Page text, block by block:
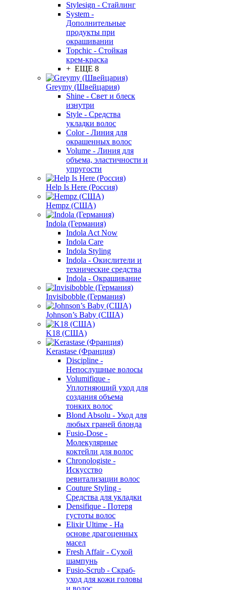
Stylesign - Стайлинг
System -
Дополнительные
продукты при
окрашивании
Topchic - Стойкая
крем-краска
+ ЕЩЕ 8
Greymy (Швейцария)
Shine - Свет и блеск
изнутри
Style - Средства
укладки волос
Color - Линия для
окрашенных волос
Volume - Линия для
объема, эластичности и
упругости
Help Is Here (Россия)
Hempz (США)
Indola (Германия)
Indola Act Now
Indola Care
Indola Styling
Indola - Окислители и
технические средства
Indola - Окрашивание
Invisibobble (Германия)
Johnson’s Baby (США)
K18 (США)
Kerastase (Франция)
Discipline -
Непослушные волосы
Volumifique -
Уплотняющий уход для
создания объема
тонких волос
Blond Absolu - Уход для
любых граней блонда
Fusio-Dose -
Молекулярные
коктейли для волос
Chronologiste -
Искусство
ревитализации волос
Couture Styling -
Средства для укладки
Densifique - Потеря
густоты волос
Elixir Ultime - На
основе драгоценных
масел
Fresh Affair - Сухой
шампунь
Fusio-Scrub - Скраб-
уход для кожи головы
и волос